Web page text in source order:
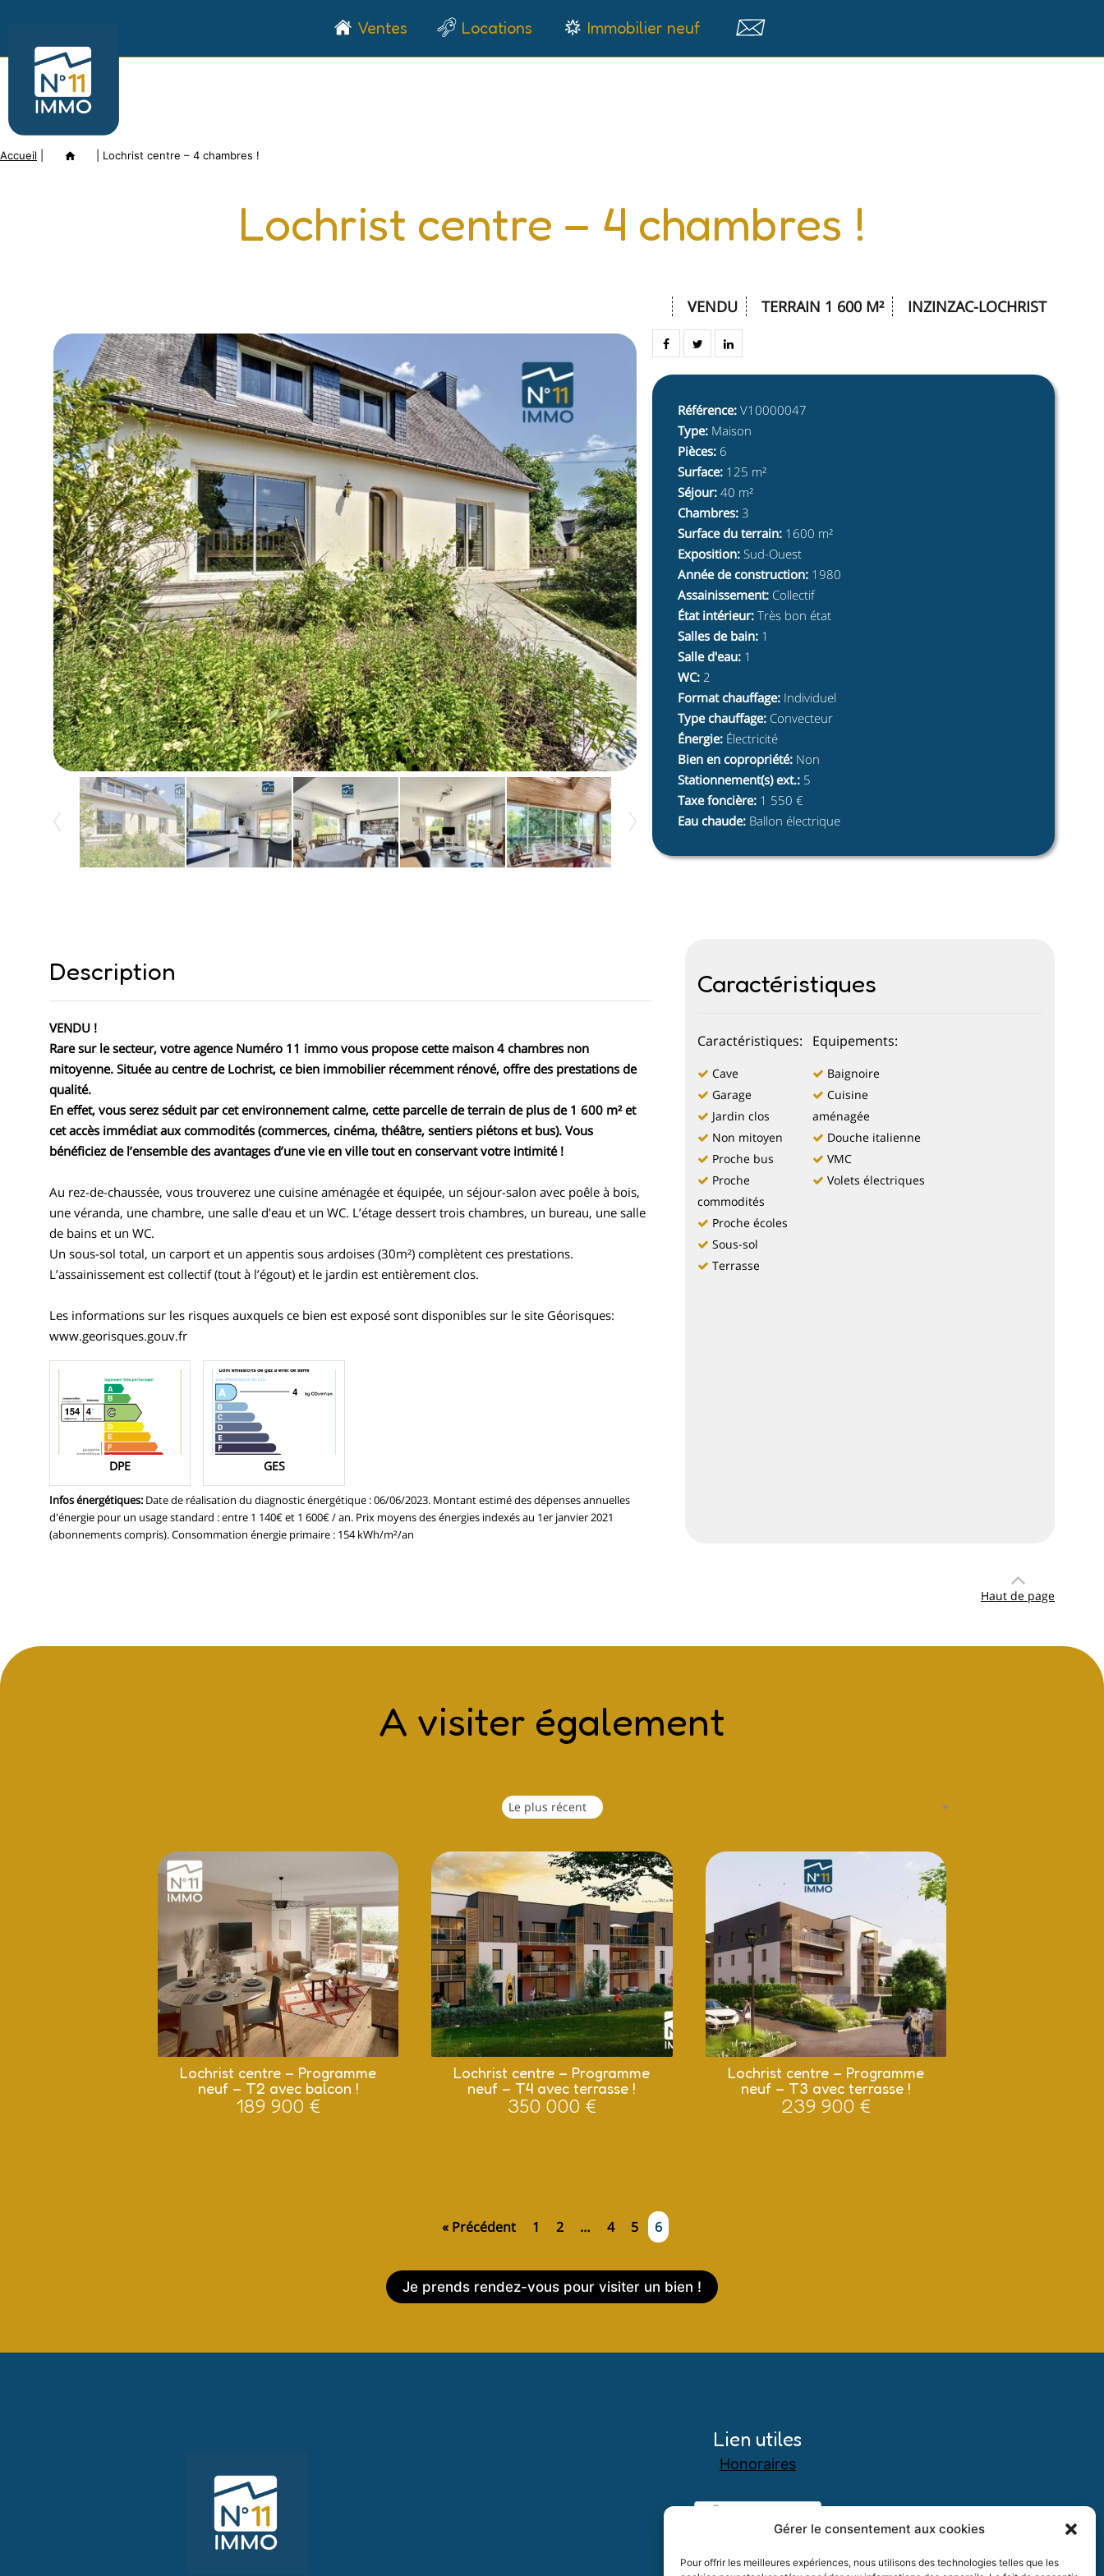
Gérer le consentement aux cookies
Pour offrir les meilleures expériences, nous utilisons des technologies telles que les
contenu
Numéro
Immo
Ventes Locations Immobilier neuf Contact
Accueil Annonce Lochrist centre – 4 chambres !
Lochrist centre – 4 chambres !
INZINZAC-LOCHRIST
TERRAIN 1 600 M²
VENDU
Référence: V10000047
Type: Maison
Pièces: 6
Surface: 125 m²
Séjour: 40 m²
Chambres: 3
Surface du terrain: 1600 m²
Exposition: Sud-Ouest
Année de construction: 1980
Assainissement: Collectif
État intérieur: Très bon état
Salles de bain: 1
Salle d'eau: 1
WC: 2
Format chauffage: Individuel
Type chauffage: Convecteur
Énergie: Électricité
Bien en copropriété: Non
Stationnement(s) ext.: 5
Taxe foncière: 1 550 €
Eau chaude: Ballon électrique
Description
VENDU !
Rare sur le secteur, votre agence Numéro 11 immo vous propose cette maison 4 chambres non
mitoyenne. Située au centre de Lochrist, ce bien immobilier récemment rénové, offre des prestations de
qualité.
En effet, vous serez séduit par cet environnement calme, cette parcelle de terrain de plus de 1 600 m² et
cet accès immédiat aux commodités (commerces, cinéma, théâtre, sentiers piétons et bus). Vous
bénéficiez de l’ensemble des avantages d’une vie en ville tout en conservant votre intimité !
Au rez-de-chaussée, vous trouverez une cuisine aménagée et équipée, un séjour-salon avec poêle à bois,
une véranda, une chambre, une salle d’eau et un WC. L’étage dessert trois chambres, un bureau, une salle
de bains et un WC.
Un sous-sol total, un carport et un appentis sous ardoises (30m²) complètent ces prestations.
L’assainissement est collectif (tout à l’égout) et le jardin est entièrement clos.
Les informations sur les risques auxquels ce bien est exposé sont disponibles sur le site Géorisques:
www.georisques.gouv.fr
DPE GES
Infos énergétiques: Date de réalisation du diagnostic énergétique : 06/06/2023. Montant estimé des dépenses annuelles
d'énergie pour un usage standard : entre 1 140€ et 1 600€ / an. Prix moyens des énergies indexés au 1er janvier 2021
(abonnements compris). Consommation énergie primaire : 154 kWh/m²/an
Caractéristiques
Caractéristiques:
Cave
Garage
Jardin clos
Non mitoyen
Proche bus
Proche
commodités
Proche écoles
Sous-sol
Terrasse
Equipements:
Baignoire
Cuisine
aménagée
Douche italienne
VMC
Volets électriques
Haut de page
A visiter également
Le plus récent
Lochrist centre – Programme
neuf – T2 avec balcon !
189 900 €
Lochrist centre – Programme
neuf – T4 avec terrasse !
350 000 €
Lochrist centre – Programme
neuf – T3 avec terrasse !
239 900 €
« Précédent 1 2 … 4 5 6
Je prends rendez-vous pour visiter un bien !
Lien utiles
Honoraires